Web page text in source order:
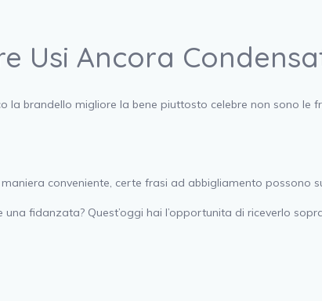
Usi Ancora
la brandello migliore la bene piuttosto celebre non sono
conveniente, certe frasi ad abbigliamento possono
fidanzata? Quest’oggi hai l’opportunita di riceverlo